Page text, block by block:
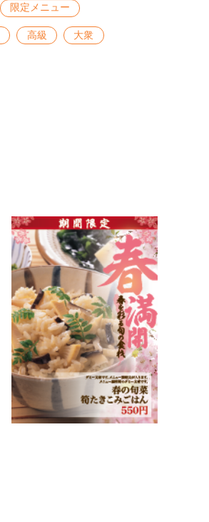
限定メニュー
高級 大衆